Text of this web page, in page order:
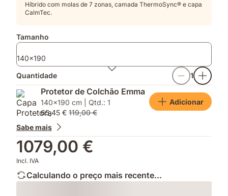
Híbrido com molas de 7 zonas, camada ThermoSync® e capa
CalmTec.
Tamanho
140x190
Quantidade
1
Protetor de Colchão Emma
140x190 cm | Qtd.: 1
65,45 € 119,00 €
Adicionar
Sabe mais
1079,00 €
Incl. IVA
Calculando o preço mais recente...